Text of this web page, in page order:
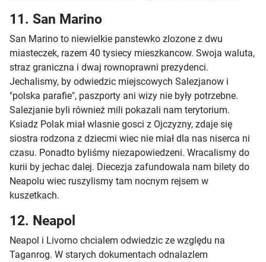
11. San Marino
San Marino to niewielkie panstewko zlozone z dwu
miasteczek, razem 40 tysiecy mieszkancow. Swoja waluta,
straz graniczna i dwaj rownoprawni prezydenci.
Jechalismy, by odwiedzic miejscowych Salezjanow i
"polska parafie", paszporty ani wizy nie były potrzebne.
Salezjanie byli również mili pokazali nam terytorium.
Ksiadz Polak miał wlasnie gosci z Ojczyzny, zdaje się
siostra rodzona z dziecmi wiec nie miał dla nas niserca ni
czasu. Ponadto byliśmy niezapowiedzeni. Wracalismy do
kurii by jechac dalej. Diecezja zafundowala nam bilety do
Neapolu wiec ruszylismy tam nocnym rejsem w
kuszetkach.
12. Neapol
Neapol i Livorno chcialem odwiedzic ze względu na
Taganrog. W starych dokumentach odnalazlem